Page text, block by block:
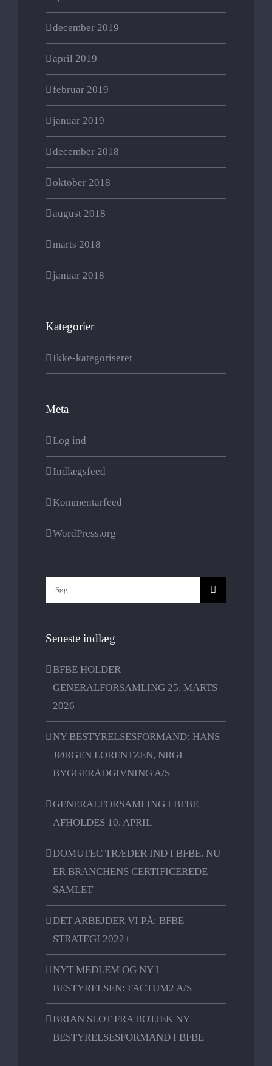
december 2019
april 2019
februar 2019
januar 2019
december 2018
oktober 2018
august 2018
marts 2018
januar 2018
Kategorier
Ikke-kategoriseret
Meta
Log ind
Indlægsfeed
Kommentarfeed
WordPress.org
Søg
efter:
Seneste indlæg
BFBE HOLDER
GENERALFORSAMLING 25. MARTS
2026
NY BESTYRELSESFORMAND: HANS
JØRGEN LORENTZEN, NRGI
BYGGERÅDGIVNING A/S
GENERALFORSAMLING I BFBE
AFHOLDES 10. APRIL
DOMUTEC TRÆDER IND I BFBE. NU
ER BRANCHENS CERTIFICEREDE
SAMLET
DET ARBEJDER VI PÅ: BFBE
STRATEGI 2022+
NYT MEDLEM OG NY I
BESTYRELSEN: FACTUM2 A/S
BRIAN SLOT FRA BOTJEK NY
BESTYRELSESFORMAND I BFBE